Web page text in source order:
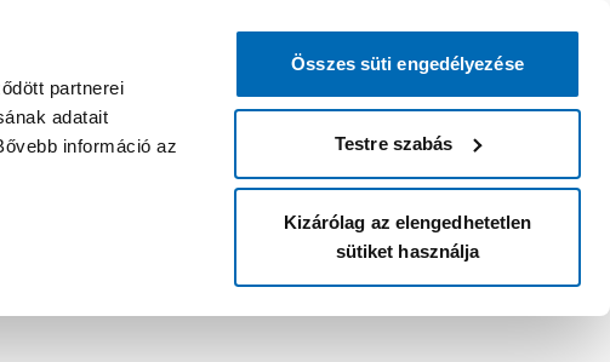
partnerei
adatait
információ az
Összes süti engedélyezése
Testre szabás
Kizárólag az elengedhetetlen
sütiket használja